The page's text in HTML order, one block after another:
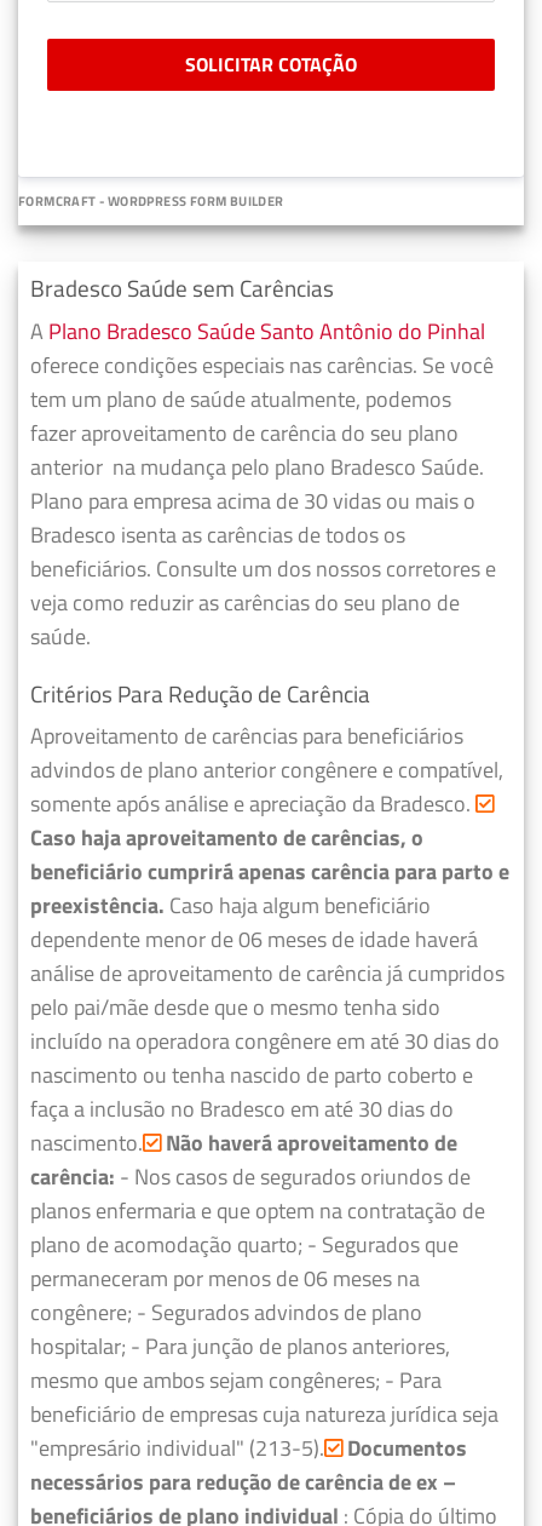
SOLICITAR COTAÇÃO
FORMCRAFT - WORDPRESS FORM BUILDER
Bradesco Saúde sem Carências
A Plano Bradesco Saúde Santo Antônio do Pinhal
oferece condições especiais nas carências. Se você
tem um plano de saúde atualmente, podemos
fazeraproveitamento de carência do seu plano
anterior na mudança pelo plano Bradesco Saúde.
Plano para empresa acima de 30 vidas ou mais o
Bradesco isenta as carências de todos os
beneficiários. Consulte um dos nossos corretores e
veja como reduzir as carências do seu plano de
saúde.
Critérios Para Redução de Carência
Aproveitamento de carências para beneficiários
advindos de plano anterior congênere e compatível,
somente após análise e apreciação da Bradesco.
Caso haja aproveitamento de carências, o
beneficiário cumprirá apenas carência para parto e
preexistência. Caso haja algum beneficiário
dependente menor de 06 meses de idade haverá
análise de aproveitamento de carência já cumpridos
pelo pai/mãe desde que o mesmo tenha sido
incluído na operadora congênere em até 30 dias do
nascimento ou tenha nascido de parto coberto e
faça a inclusão no Bradesco em até 30 dias do
nascimento. Não haverá aproveitamento de
carência: - Nos casos de segurados oriundos de
planos enfermaria e que optem na contratação de
plano de acomodação quarto; - Segurados que
permaneceram por menos de 06 meses na
congênere; - Segurados advindos de plano
hospitalar; - Para junção de planos anteriores,
mesmo que ambos sejam congêneres; - Para
beneficiário de empresas cuja natureza jurídica seja
"empresário individual" (213-5). Documentos
necessários para redução de carência de ex –
beneficiários de plano individual : Cópia do último